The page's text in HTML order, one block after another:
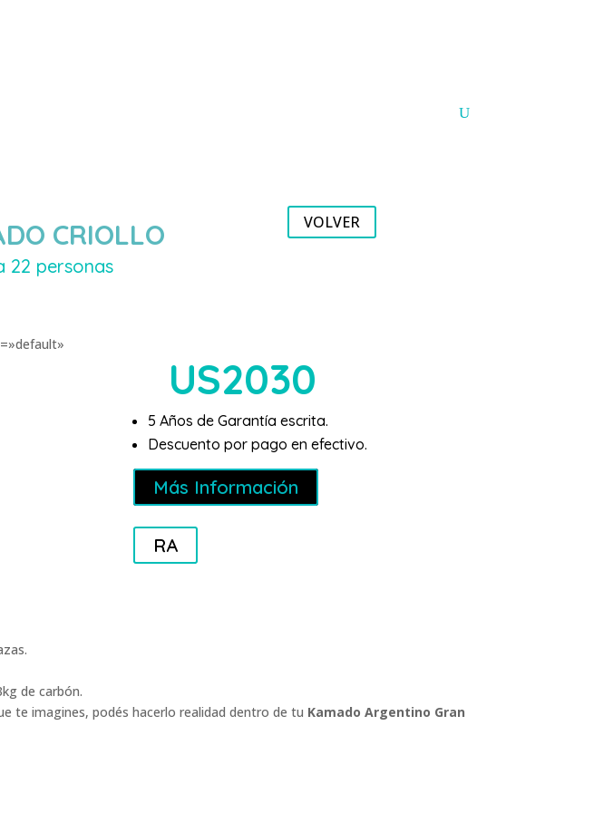
CRIOLLO
22 personas
VOLVER
US2030
5 Años de Garantía escrita.
Descuento por pago en efectivo.
Más Información
RA
de carbón.
te imagines, podés hacerlo realidad dentro de tu Kamado Argentino Gran